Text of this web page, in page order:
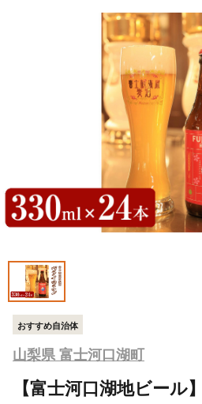
おすすめ自治体
山梨県 富士河口湖町
【富士河口湖地ビール